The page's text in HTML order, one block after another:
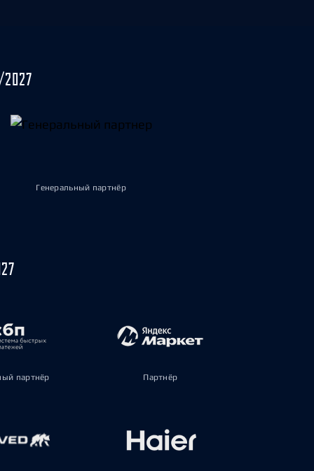
Генеральный партнёр
партнёр Партнёр